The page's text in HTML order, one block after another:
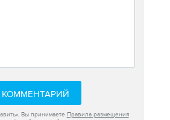
КОММЕНТАРИЙ
Вы принимаете Правила размещения